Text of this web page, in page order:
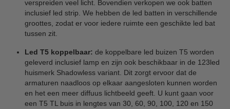
verspreiden veel licht. Bovendien verkopen we ook batten
inclusief led strip. We hebben de led batten in verschillende
groottes, zodat er voor iedere ruimte een geschikte led bat
tussen zit.
Led T5 koppelbaar: de koppelbare led buizen T5 worden
geleverd inclusief lamp en zijn ook beschikbaar in de 123led
huismerk Shadowless variant. Dit zorgt ervoor dat de
armaturen naadloos op elkaar aangesloten kunnen worden
en het een meer diffuus lichtbeeld geeft. U kunt gaan voor
een T5 TL buis in lengtes van 30, 60, 90, 100, 120 en 150